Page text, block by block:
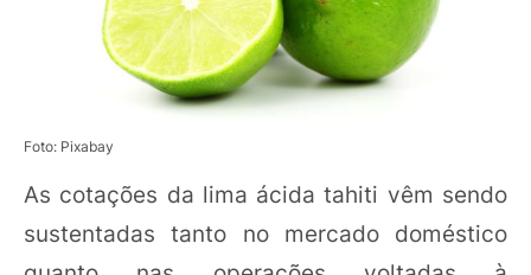
Foto: Pixabay
As cotações da lima ácida tahiti vêm sendo
sustentadas tanto no mercado doméstico